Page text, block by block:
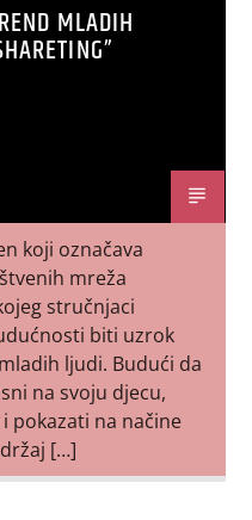
MLADIH
koji označava
mreža
stručnjaci
biti uzrok
ljudi. Budući da
na svoju djecu,
pokazati na načine
[…]